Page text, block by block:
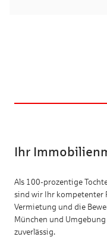
Ihr
Als 100-prozentige
sind wir Ihr kompetenter
Vermietung und die
München und
zuverlässig.